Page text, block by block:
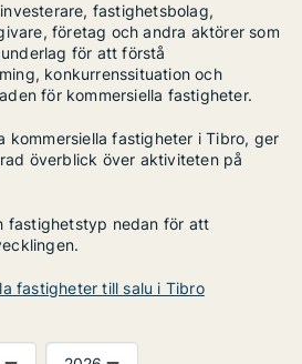
fastighetsbolag,
företag och andra aktörer som
för att förstå
konkurrenssituation och
för kommersiella fastigheter.
kommersiella fastigheter i Tibro, ger
överblick över aktiviteten på
fastighetstyp nedan för att
fastigheter till salu i Tibro